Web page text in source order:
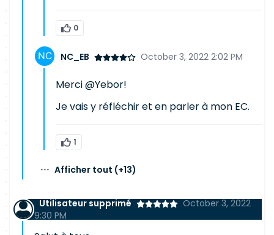
0
NC_EB October 3, 2022 2:02 PM
Merci @Yebor!
Je vais y réfléchir et en parler à mon EC.
1
··· Afficher tout (+13)
Utilisateur supprimé
October 3, 2022
9:30 PM